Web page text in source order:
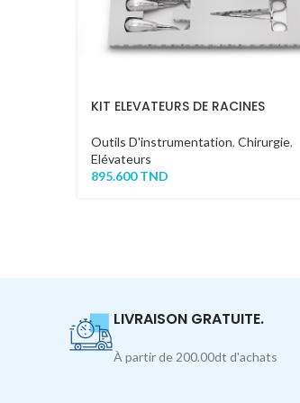
KIT ELEVATEURS DE RACINES
Outils D'instrumentation, Chirurgie,
Elévateurs
895.600TND
LIVRAISON GRATUITE.
À partir de 200.00dt d'achats